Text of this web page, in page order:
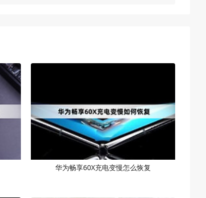
华为畅享60X充电变慢怎么恢复